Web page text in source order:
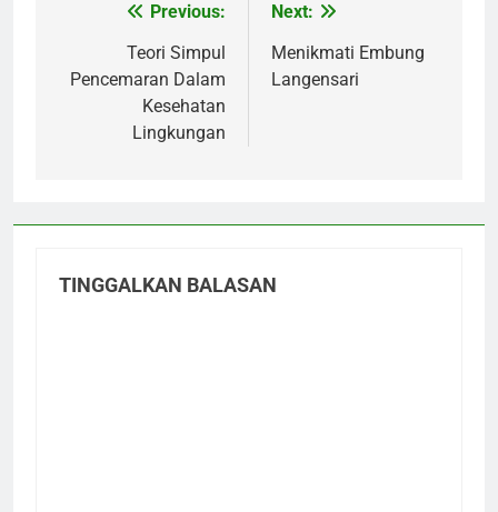
NavigasiPrevious:
Teori Simpul
Pencemaran Dalam
Kesehatan
Lingkungan
Next:
Menikmati Embung
Langensari
TINGGALKAN BALASAN